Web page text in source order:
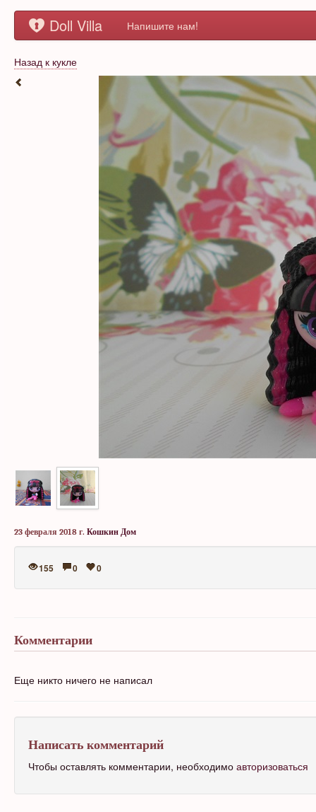
Doll Villa Напишите нам!
Назад к кукле
23 февраля 2018 г. Кошкин Дом
155 0 0
Комментарии
Еще никто ничего не написал
Написать комментарий
Чтобы оставлять комментарии, необходимо авторизоваться